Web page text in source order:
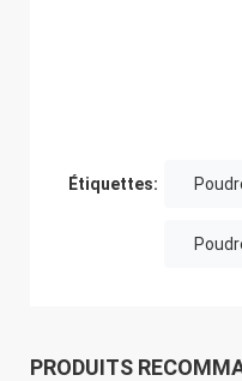
Étiquettes:
PRODUITS